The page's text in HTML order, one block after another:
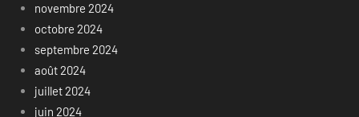
novembre 2024
octobre 2024
septembre 2024
août 2024
juillet 2024
juin 2024